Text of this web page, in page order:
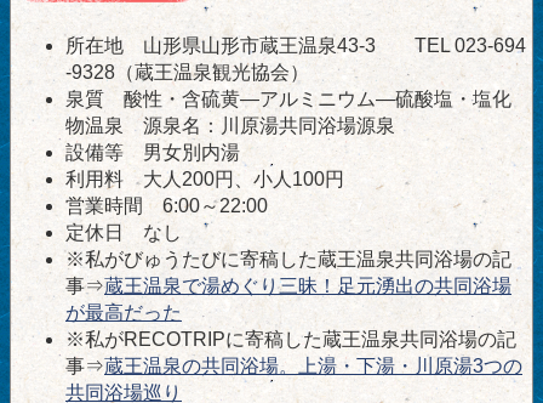
所在地 山形県山形市蔵王温泉43-3 TEL 023-694
-9328（蔵王温泉観光協会）
泉質 酸性・含硫黄―アルミニウム―硫酸塩・塩化
物温泉 源泉名：川原湯共同浴場源泉
設備等 男女別内湯
利用料 大人200円、小人100円
営業時間 6:00～22:00
定休日 なし
※私がびゅうたびに寄稿した蔵王温泉共同浴場の記
事⇒蔵王温泉で湯めぐり三昧！足元湧出の共同浴場
が最高だった
※私がRECOTRIPに寄稿した蔵王温泉共同浴場の記
事⇒蔵王温泉の共同浴場。上湯・下湯・川原湯3つの
共同浴場巡り